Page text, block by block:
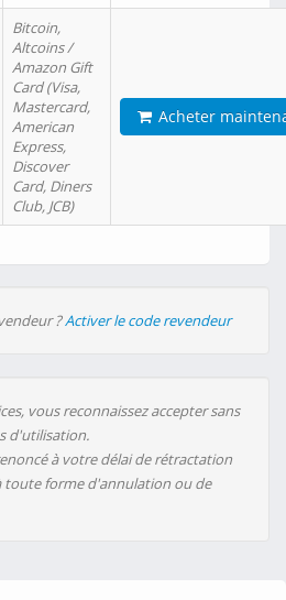
Bitcoin,
Altcoins /
Amazon Gift
Card (Visa,
Mastercard,
American
Express,
Discover
Card, Diners
Club, JCB)
Acheter
?Activer le code revendeur
vous reconnaissez accepter sans
d'utilisation.
à votre délai de rétractation
toute forme d'annulation ou de